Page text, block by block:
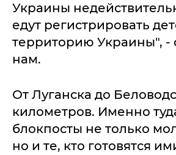
Украины
едут регистрировать
территорию Украины", -
нам.
От Луганска до
километров. Именно
блокпосты не только
но и те, кто готовятся